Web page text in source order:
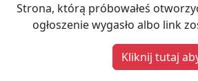
Strona, którą próbowałeś
ogłoszenie wygasło albo link
Kliknij tutaj